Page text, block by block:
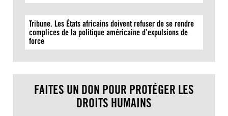
Tribune. Les États africains doivent refuser de se rendre
complices de la politique américaine d’expulsions de
force
FAITES UN DON POUR PROTÉGER LES
DROITS HUMAINS